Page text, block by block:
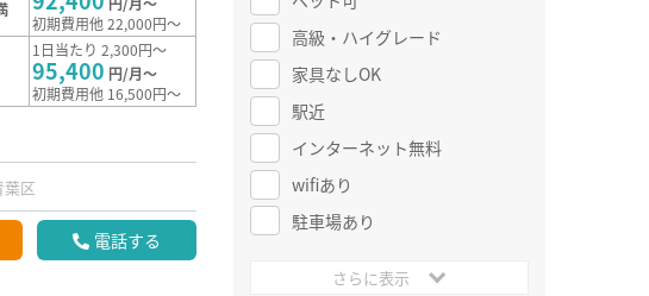
初期費用他 22,000円～
1日当たり 2,300円～
95,400 円/月～
初期費用他 16,500円～
区
電話する
高級・ハイグレード
家具なしOK
駅近
インターネット無料
wifiあり
駐車場あり
さらに表示